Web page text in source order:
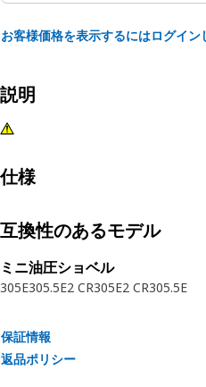
お客様価格を表示するにはログイン
説明
仕様
互換性のあるモデル
ミニ油圧ショベル
305E305.5E2 CR305E2 CR305.5E
保証情報
返品ポリシー